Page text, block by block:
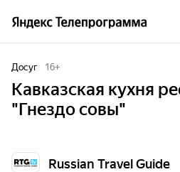
Досуг 16+
Кавказская кухня
"Гнездо совы"
Russian Travel Guide